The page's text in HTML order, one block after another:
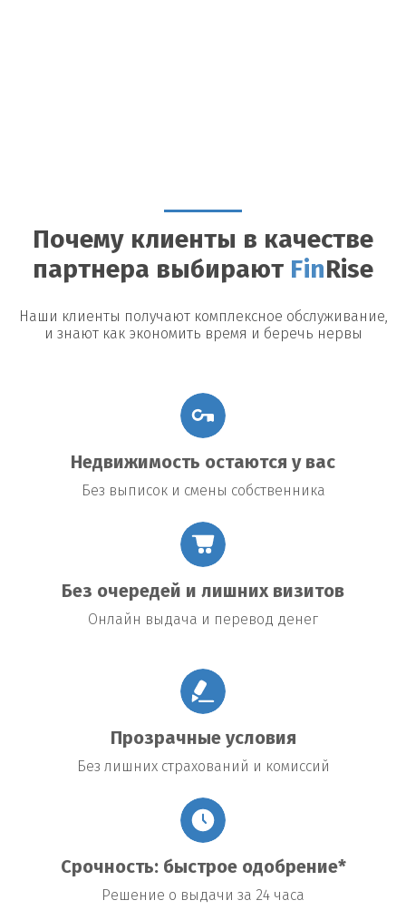
Почему клиенты в качестве
партнера выбирают Fin Rise
Наши клиенты получают комплексное обслуживание,
и знают как экономить время и беречь нервы
Недвижимость остаются у вас
Без выписок и смены собственника
Без очередей и лишних визитов
Онлайн выдача и перевод денег
Прозрачные условия
Без лишних страхований и комиссий
Срочность: быстрое одобрение*
Решение о выдачи за 24 часа